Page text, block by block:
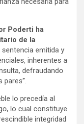
Poderti ha
de la
sentencia emitida y
inherentes a
defraudando
lo precedía al
lo cual constituye
integridad